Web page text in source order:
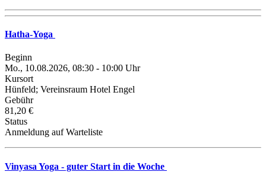
Hatha-Yoga
Beginn
Mo., 10.08.2026, 08:30 - 10:00 Uhr
Kursort
Hünfeld; Vereinsraum Hotel Engel
Gebühr
81,20 €
Status
Anmeldung auf Warteliste
Vinyasa Yoga - guter Start in die Woche